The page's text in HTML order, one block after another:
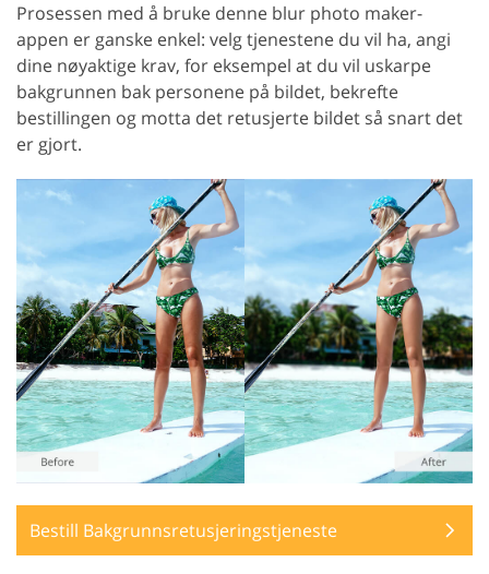
Prosessen med å bruke denne blur photo maker-
appen er ganske enkel: velg tjenestene du vil ha, angi
dine nøyaktige krav, for eksempel at du vil uskarpe
bakgrunnen bak personene på bildet, bekrefte
bestillingen og motta det retusjerte bildet så snart det
er gjort.
Bestill Bakgrunnsretusjeringstjeneste